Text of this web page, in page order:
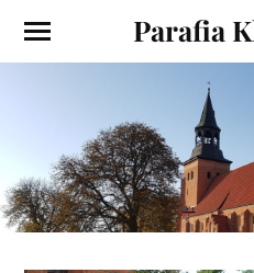
Parafia